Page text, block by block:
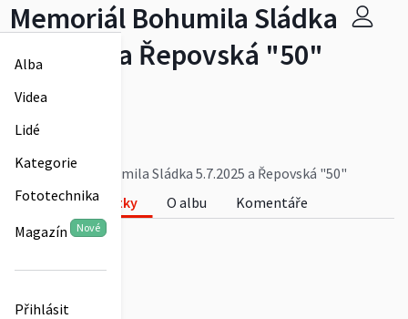
Alba
Videa
Lidé
Kategorie
Fototechnika
Magazín Nové
Přihlásit
Memoriál Bohumila Sládka
5.7.2025 a Řepovská "50"
červenec 2025
Více
TJ Semčice
Memoriál Bohumila Sládka 5.7.2025 a Řepovská "50"
Fotky
O albu
Komentáře
0